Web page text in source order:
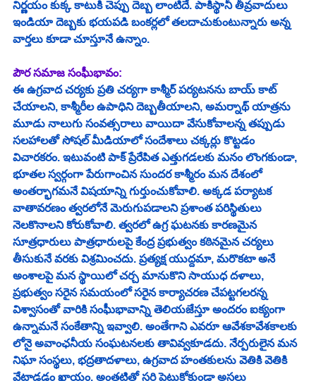
నిర్ణయం కుక్క కాటుకి చెప్పు దెబ్బ లాంటిదే. పాకిస్థానీ తీవ్రవాదులు
ఇండియా దెబ్బకు భయపడి బంకర్లలో తలదాచుకుంటున్నారు అన్న
వార్తలు కూడా చూస్తూనే ఉన్నాం.
పౌర సమాజ సంఘీభావం:
ఈ ఉగ్రవాద చర్యకు ప్రతి చర్యగా కాశ్మీర్ పర్యటనను బాయ్ కాట్
చేయాలని, కాశ్మీరీల ఉపాధిని దెబ్బతీయాలని, అమర్నాథ్ యాత్రను
మూడు నాలుగు సంవత్సరాలు వాయిదా వేసుకోవాలన్న తప్పుడు
సలహాలతో సోషల్ మీడియాలో సందేశాలు చక్కర్లు కొట్టడం
విచారకరం. ఇటువంటి పాక్ ప్రేరేపిత ఎత్తుగడలకు మనం లొంగకుండా,
భూతల స్వర్గంగా పేరుగాంచిన సుందర కాశ్మీరం మన దేశంలో
అంతర్భాగమనే విషయాన్ని గుర్తుంచుకోవాలి. అక్కడ పర్యాటక
వాతావరణం త్వరలోనే మెరుగుపడాలని ప్రశాంత పరిస్థితులు
నెలకొనాలని కోరుకోవాలి. త్వరలో ఉగ్ర ఘటనకు కారణమైన
సూత్రధారులు పాత్రధారులపై కేంద్ర ప్రభుత్వం కఠినమైన చర్యలు
తీసుకునే వరకు విశ్రమించదు. ప్రత్యక్ష యుద్దమా, మరొకటా అనే
అంశాలపై మన స్థాయిలో చర్చ మానుకొని సాయుధ దళాలు,
ప్రభుత్వం సరైన సమయంలో సరైన కార్యాచరణ చేపట్టగలరన్న
విశ్వాసంతో వారికి సంఘీభావాన్ని తెలియజేస్తూ అందరం ఐక్యంగా
ఉన్నామనే సంకేతాన్ని ఇవ్వాలి. అంతేగాని ఎవరూ ఆవేశకావేశకాలకు
లోనై అవాంఛనీయ సంఘటనలకు తావివ్వకూడదు. నేర్పరులైన మన
నిఘా సంస్థలు, భద్రతాదళాలు, ఉగ్రవాద హంతకులను వెతికి వెతికి
వేటాడడం ఖాయం. అంతటితో సరి పెట్టుకోకుండా అసలు